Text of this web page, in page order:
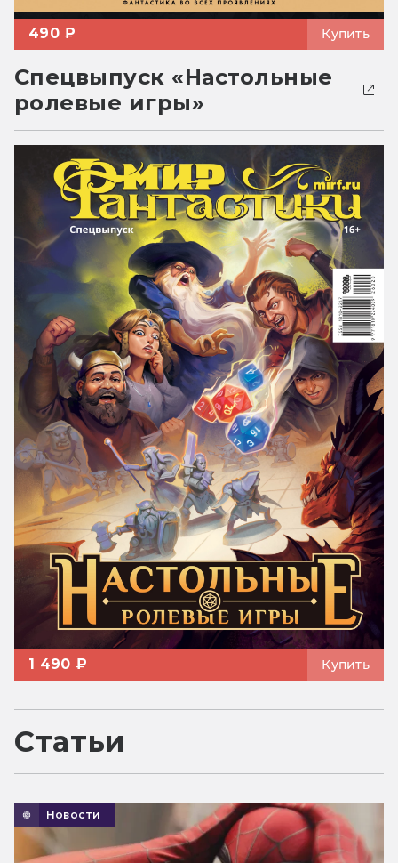
490 ₽ Купить
Спецвыпуск «Настольные
ролевые игры»
1 490 ₽ Купить
Статьи
Новости